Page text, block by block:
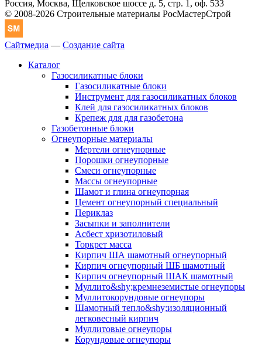
Россия, Москва, Щелковское шоссе д. 5, стр. 1, оф. 533
© 2008-2026 Строительные материалы РосМастерСтрой
Сайтмедиа — Создание сайта
Каталог
Газосиликатные блоки
Газосиликатные блоки
Инструмент для газосиликатных блоков
Клей для газосиликатных блоков
Крепеж для для газобетона
Газобетонные блоки
Огнеупорные материалы
Мертели огнеупорные
Порошки огнеупорные
Смеси огнеупорные
Массы огнеупорные
Шамот и глина огнеупорная
Цемент огнеупорный специальный
Периклаз
Засыпки и заполнители
Асбест хризотиловый
Торкрет масса
Кирпич ША шамотный огнеупорный
Кирпич огнеупорный ШБ шамотный
Кирпич огнеупорный ШАК шамотный
Муллито&shy;­кремнеземистые огнеупоры
Муллито­корундовые огнеупоры
Шамотный тепло&shy;изоляционный
легковесный кирпич
Муллитовые огнеупоры
Корундовые огнеупоры